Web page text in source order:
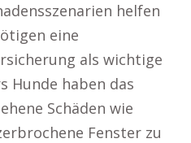
helfen
eine
als wichtige
Hunde haben das
Schäden wie
Fenster zu